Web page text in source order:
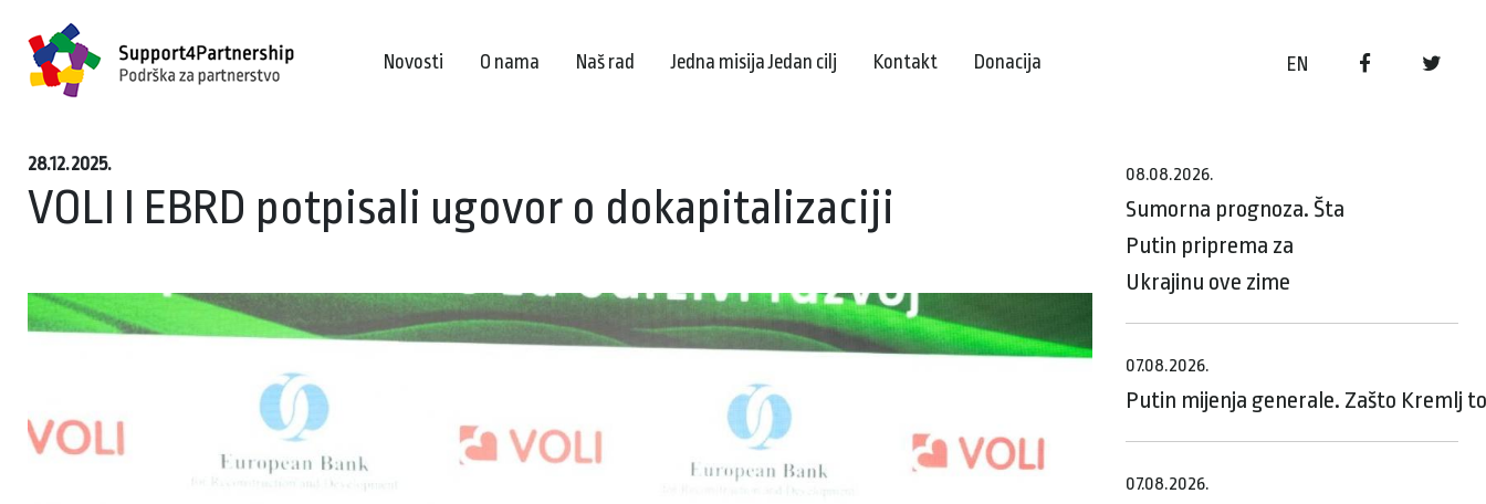
EN
Novosti O nama Naš rad Jedna misija Jedan cilj Kontakt Donacija
28.12.2025.
VOLI I EBRD potpisali ugovor o dokapitalizaciji
08.08.2026.
Sumorna prognoza. Šta
Putin priprema za
Ukrajinu ove zime
07.08.2026.
Putin mijenja generale. Zašto Kremlj
07.08.2026.